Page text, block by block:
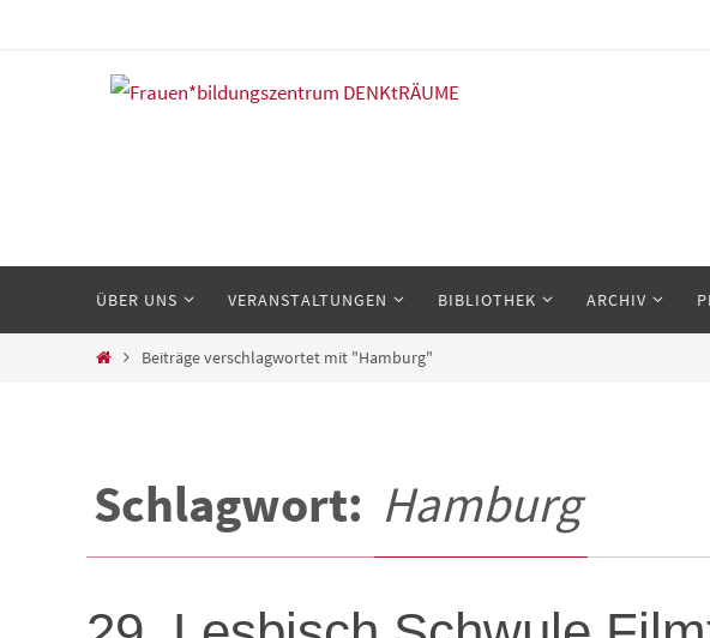
springen
ÜBER UNS VERANSTALTUNGEN BIBLIOTHEK ARCHIV
StartBeiträge verschlagwortet mit "Hamburg"
Schlagwort: Hamburg